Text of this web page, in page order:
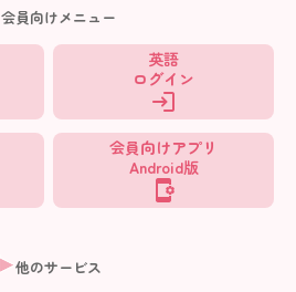
会員向けメニュー
英語
ログイン
会員向けアプリ
Android版
他のサービス